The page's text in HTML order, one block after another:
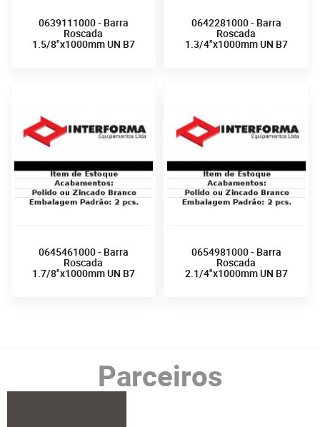
0639111000 - Barra
Roscada
1.5/8"x1000mm UN B7
0642281000 - Barra
Roscada
1.3/4"x1000mm UN B7
0645461000 - Barra
Roscada
1.7/8"x1000mm UN B7
0654981000 - Barra
Roscada
2.1/4"x1000mm UN B7
Parceiros